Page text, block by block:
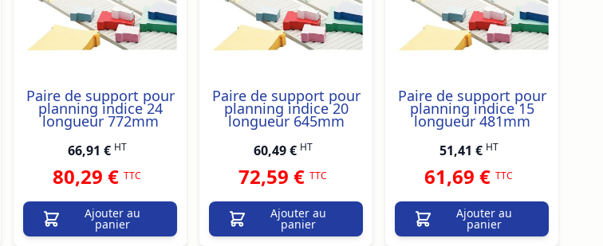
Paire de support pour
planning indice 24
longueur 772mm
66,91 € HT
80,29 € TTC
Ajouter au
panier
Paire de support pour
planning indice 20
longueur 645mm
60,49 € HT
72,59 € TTC
Ajouter au
panier
Paire de support pour
planning indice 15
longueur 481mm
51,41 € HT
61,69 € TTC
Ajouter au
panier